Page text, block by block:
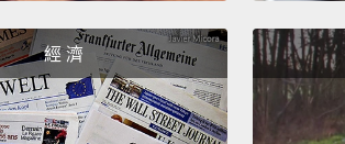
bring to a boil.
Remove the
tablespoons of baking soda.
marvel.
經 濟